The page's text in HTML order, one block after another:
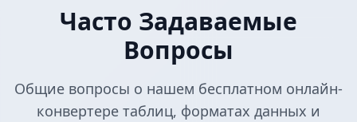
Часто Задаваемые
Вопросы
Общие вопросы о нашем бесплатном онлайн-
конвертере таблиц, форматах данных и